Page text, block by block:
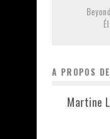
A PROPOS
Martine